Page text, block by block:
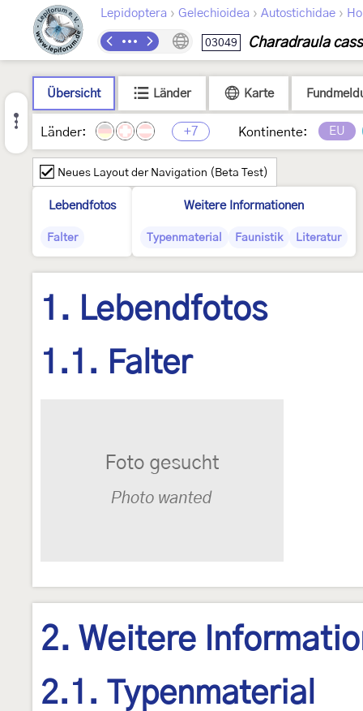
Lepidoptera › Gelechioidea › Autostichidae ›
03049 Charadraula
Übersicht Länder Karte
Länder: +7 Kontinente: EU
Neues Layout der Navigation (Beta Test)
Lebendfotos
Falter
Weitere Informationen
Typenmaterial Faunistik Literatur
1. Lebendfotos
1.1. Falter
2. Weitere
2.1. Typenmaterial